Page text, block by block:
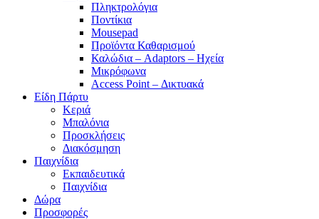
Πληκτρολόγια
Ποντίκια
Mousepad
Προϊόντα Καθαρισμού
Καλώδια – Adaptors – Ηχεία
Μικρόφωνα
Access Point – Δικτυακά
Είδη Πάρτυ
Κεριά
Μπαλόνια
Προσκλήσεις
Διακόσμηση
Παιχνίδια
Εκπαιδευτικά
Παιχνίδια
Δώρα
Προσφορές